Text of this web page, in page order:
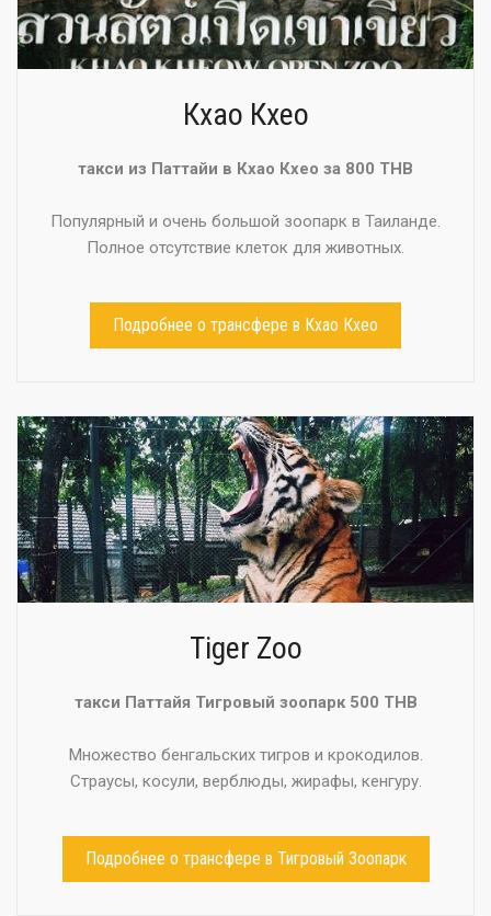
Кхао Кхео
такси из Паттайи в Кхао Кхео за 800 THB
Популярный и очень большой зоопарк в Таиланде.
Полное отсутствие клеток для животных.
Подробнее о трансфере в Кхао Кхео
Tiger Zoo
такси Паттайя Тигровый зоопарк 500 THB
Множество бенгальских тигров и крокодилов.
Страусы, косули, верблюды, жирафы, кенгуру.
Подробнее о трансфере в Тигровый Зоопарк